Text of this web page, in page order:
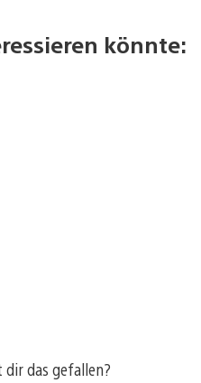
könnte:
dir das gefallen?